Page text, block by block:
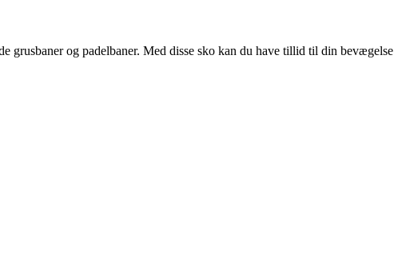
grusbaner og padelbaner. Med disse sko kan du have tillid til din bevægelse